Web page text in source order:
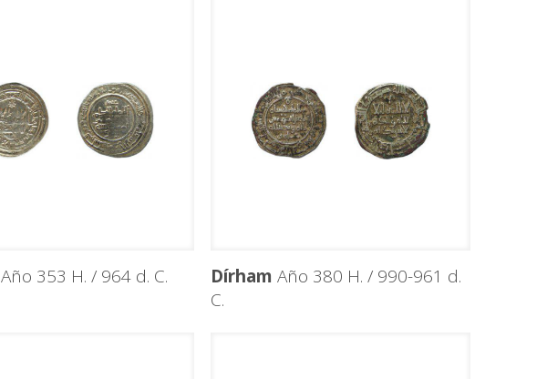
Año 353 H. / 964 d. C. Dírham Año 380 H. / 990-961 d.
C.